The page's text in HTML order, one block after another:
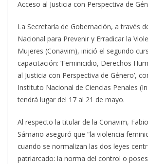
Acceso al Justicia con Perspectiva de
La Secretaría de Gobernación, a través
Nacional para Prevenir y Erradicar la
Mujeres (Conavim), inició el segundo
capacitación: ‘Feminicidio, Derechos
al Justicia con Perspectiva de Género’,
Instituto Nacional de Ciencias Penales
tendrá lugar del 17 al 21 de mayo.
Al respecto la titular de la Conavim,
Sámano aseguró que “la violencia
cuando se normalizan las dos leyes
patriarcado: la norma del control o